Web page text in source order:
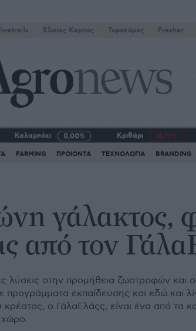
Eλαίας Καρπός Τυροκόμος Fresher
Καλαμπόκι 0,00% Κριθάρι -6,71%
FARMING ΠΡΟΙΟΝΤΑ ΤΕΧΝΟΛΟΓΙΑ BRANDING
γάλακτος,
από τον
λύσεις στην προµήθεια ζωοτροφών και
προγράµµατα εκπαίδευσης και εδώ και
κρέατος, ο ΓάλαΕλάςς, είναι ένα από τα
χώρο.